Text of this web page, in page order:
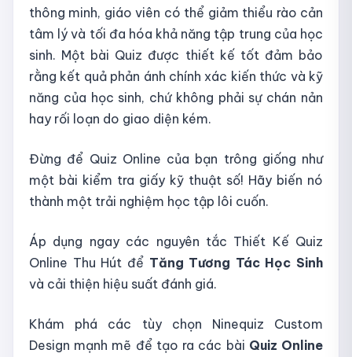
thông minh, giáo viên có thể giảm thiểu rào cản
tâm lý và tối đa hóa khả năng tập trung của học
sinh. Một bài Quiz được thiết kế tốt đảm bảo
rằng kết quả phản ánh chính xác kiến thức và kỹ
năng của học sinh, chứ không phải sự chán nản
hay rối loạn do giao diện kém.
Đừng để Quiz Online của bạn trông giống như
một bài kiểm tra giấy kỹ thuật số! Hãy biến nó
thành một trải nghiệm học tập lôi cuốn.
Áp dụng ngay các nguyên tắc Thiết Kế Quiz
Online Thu Hút để Tăng Tương Tác Học Sinh
và cải thiện hiệu suất đánh giá.
Khám phá các tùy chọn Ninequiz Custom
Design mạnh mẽ để tạo ra các bài Quiz Online